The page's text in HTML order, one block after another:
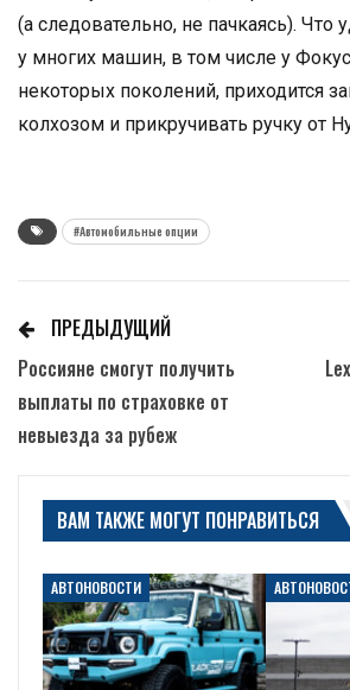
(а следовательно, не пачкаясь). Что
у многих машин, в том числе у
некоторых поколений, приходится
колхозом и прикручивать ручку от
#Автомобильные опции
ПРЕДЫДУЩИЙ
Россияне смогут получить
выплаты по страховке от
невыезда за рубеж
ВАМ ТАКЖЕ МОГУТ ПОНРАВИТЬСЯ
АВТОНОВОСТИ